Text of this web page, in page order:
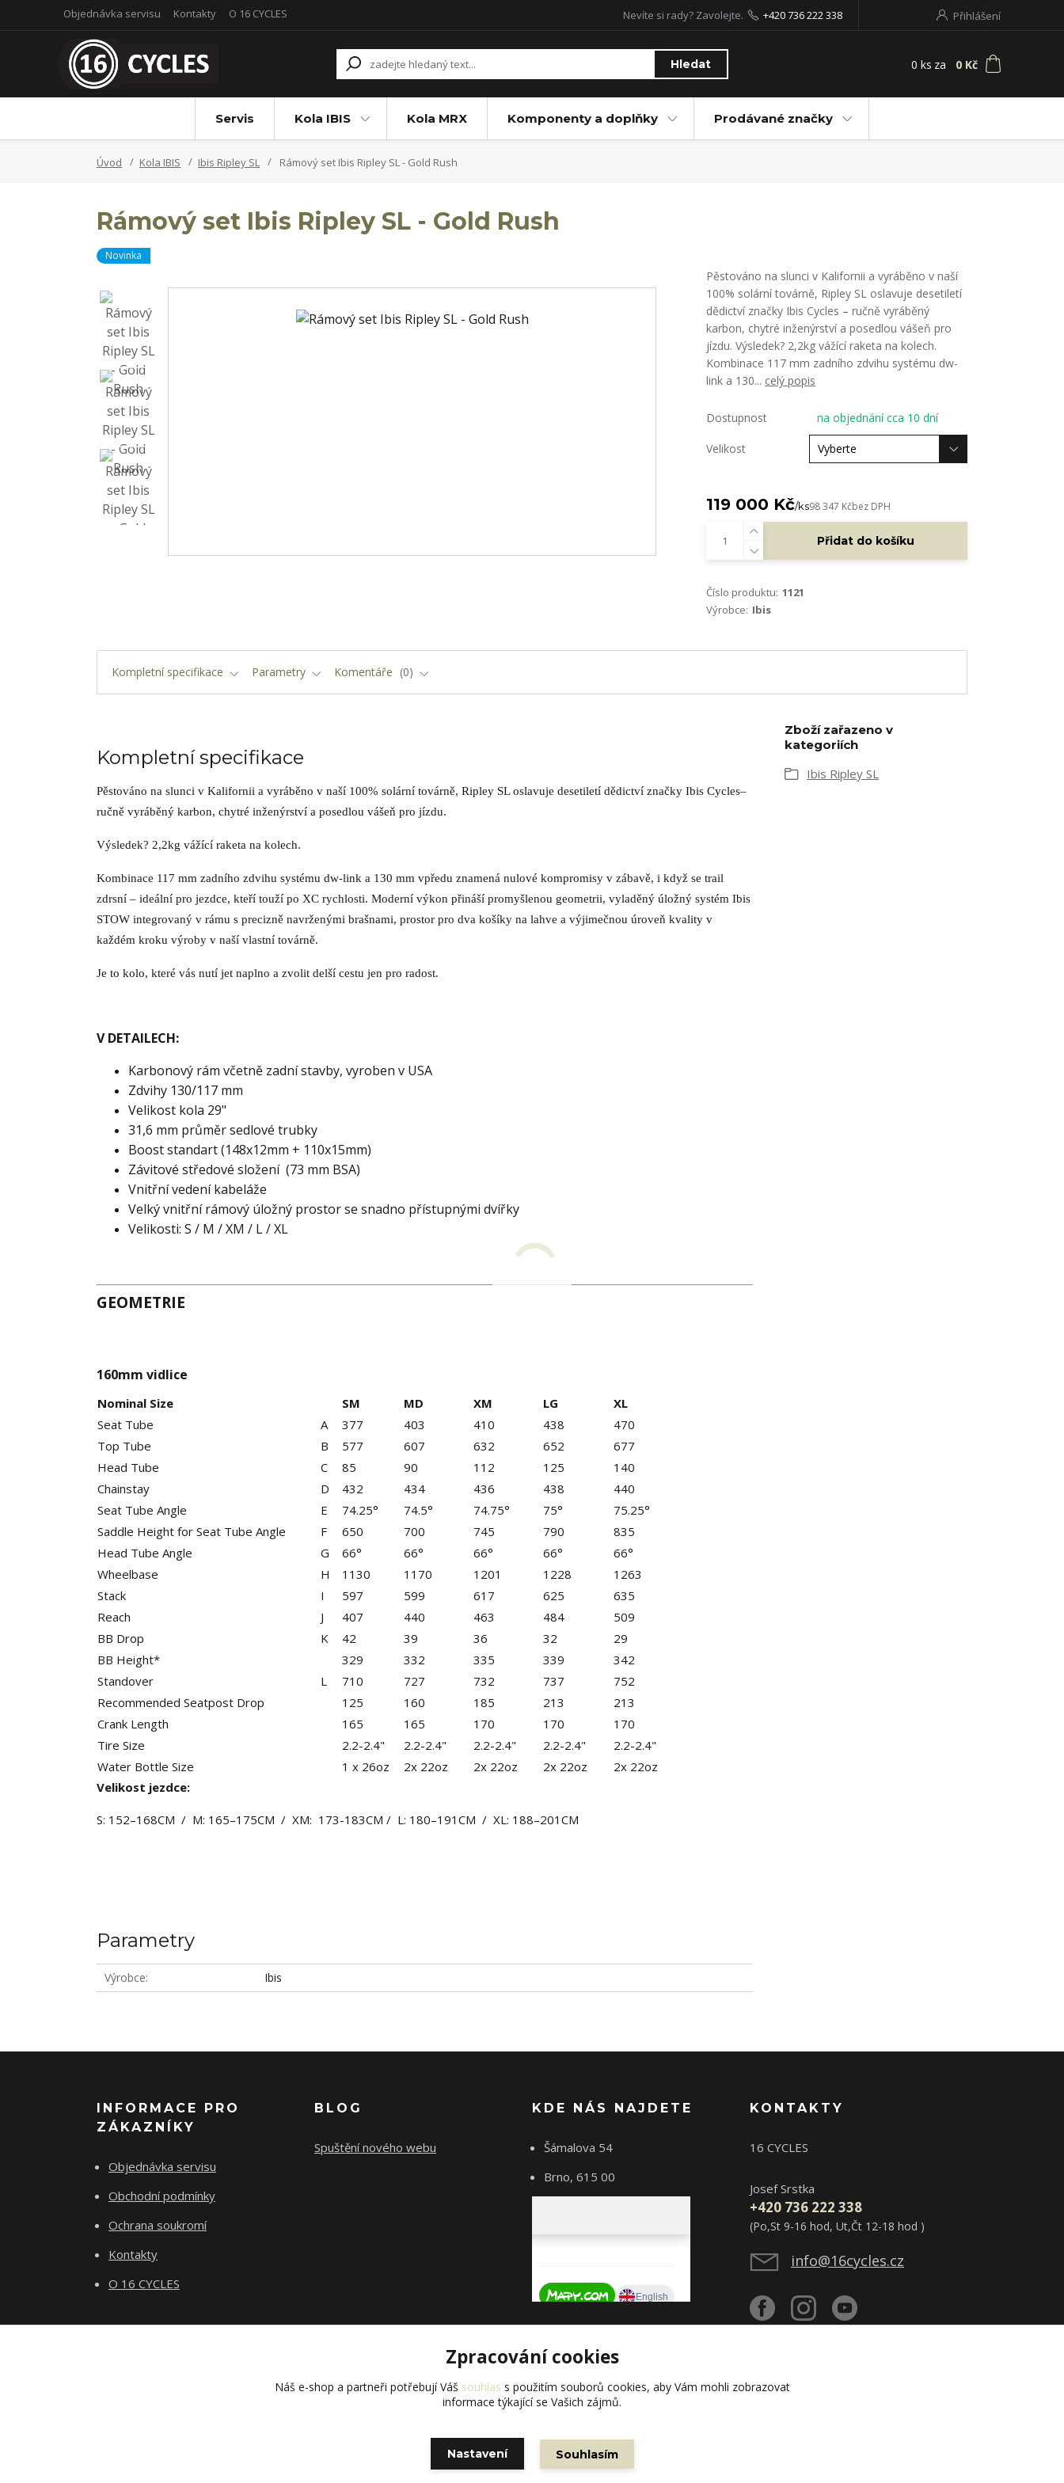
Objednávka servisu Kontakty O 16 CYCLES Přihlášení
Hledat
Nevíte si rady? Zavolejte. +420 736 222 338
0 ks za 0 Kč
Servis Kola IBIS Kola MRX Komponenty a doplňky Prodávané značky
Úvod Kola IBIS Ibis Ripley SL Rámový set Ibis Ripley SL - Gold Rush
Rámový set Ibis Ripley SL - Gold Rush
Novinka
Pěstováno na slunci v Kalifornii a vyráběno v naší
100% solární továrně, Ripley SL oslavuje desetiletí
dědictví značky Ibis Cycles – ručně vyráběný
karbon, chytré inženýrství a posedlou vášeň pro
jízdu. Výsledek? 2,2kg vážící raketa na kolech.
Kombinace 117 mm zadního zdvihu systému dw-
link a 130... celý popis
Dostupnost na objednání cca 10 dní
Velikost
119 000 Kč/ks98 347 Kčbez DPH
Přidat do košíku
Číslo produktu: 1121
Výrobce: Ibis
Kompletní specifikace Parametry Komentáře 0
Kompletní specifikace
Pěstováno na slunci v Kalifornii a vyráběno v naší 100% solární továrně, Ripley SL oslavuje desetiletí dědictví značky Ibis Cycles–
ručně vyráběný karbon, chytré inženýrství a posedlou vášeň pro jízdu.
Výsledek? 2,2kg vážící raketa na kolech.
Kombinace 117 mm zadního zdvihu systému dw-link a 130 mm vpředu znamená nulové kompromisy v zábavě, i když se trail
zdrsní – ideální pro jezdce, kteří touží po XC rychlosti. Moderní výkon přináší promyšlenou geometrii, vyladěný úložný systém Ibis
STOW integrovaný v rámu s precizně navrženými brašnami, prostor pro dva košíky na lahve a výjimečnou úroveň kvality v
každém kroku výroby v naší vlastní továrně.
Je to kolo, které vás nutí jet naplno a zvolit delší cestu jen pro radost.
V DETAILECH:
Karbonový rám včetně zadní stavby, vyroben v USA
Zdvihy 130/117 mm
Velikost kola 29"
31,6 mm průměr sedlové trubky
Boost standart (148x12mm + 110x15mm)
Závitové středové složení (73 mm BSA)
Vnitřní vedení kabeláže
Velký vnitřní rámový úložný prostor se snadno přístupnými dvířky
Velikosti: S / M / XM / L / XL
GEOMETRIE
160mm vidlice
Nominal Size SM MD XM LG
XL
Seat Tube
A 377 403 410 438
470
Top Tube
B 577 607 632 652
677
Head Tube
C 85 90 112 125
140
Chainstay
D 432 434 436 438
440
Seat Tube Angle
E 74.25° 74.5° 74.75° 75°
75.25°
Saddle Height for Seat Tube Angle
F 650 700 745 790
835
Head Tube Angle
G 66° 66° 66° 66°
66°
Wheelbase
H 1130 1170 1201 1228
1263
Stack
I 597 599 617 625
635
Reach
J 407 440 463 484
509
BB Drop
K 42 39 36 32
29
BB Height*
329 332 335 339
342
Standover
L 710 727 732 737
752
Recommended Seatpost Drop
125 160 185 213
213
Crank Length
165 165 170 170
170
Tire Size
2.2-2.4" 2.2-2.4" 2.2-2.4" 2.2-2.4"
2.2-2.4"
Water Bottle Size
1 x 26oz 2x 22oz 2x 22oz 2x 22oz
2x 22oz
Velikost jezdce:
S: 152–168CM / M: 165–175CM / XM: 173-183CM / L: 180–191CM / XL: 188–201CM
Parametry
Výrobce Ibis
Zboží zařazeno v
kategoriích
Ibis Ripley SL
INFORMACE PRO
ZÁKAZNÍKY
Objednávka servisu
Obchodní podmínky
Ochrana soukromí
Kontakty
O 16 CYCLES
BLOG
Spuštění nového webu
KDE NÁS NAJDETE
Šámalova 54
Brno, 615 00
KONTAKTY
16 CYCLES
Josef Srstka
+420 736 222 338
(Po,St 9-16 hod, Ut,Čt 12-18 hod )
info@16cycles.cz
Zpracování cookies
Náš e-shop a partneři potřebují Váš souhlas s použitím souborů cookies, aby Vám mohli zobrazovat
informace týkající se Vašich zájmů.
Nastavení Souhlasím